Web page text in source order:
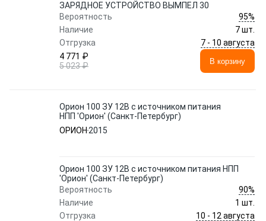
ЗАРЯДНОЕ УСТРОЙСТВО ВЫМПЕЛ 30
Вероятность
95%
Наличие
7 шт.
Отгрузка
7 - 10 августа
4 771 ₽
5 023 ₽
В корзину
Орион 100 ЗУ 12В с источником питания
НПП 'Орион' (Санкт-Петербург)
ОРИОН 2015
Орион 100 ЗУ 12В с источником питания НПП
'Орион' (Санкт-Петербург)
Вероятность
90%
Наличие
1 шт.
Отгрузка
10 - 12 августа